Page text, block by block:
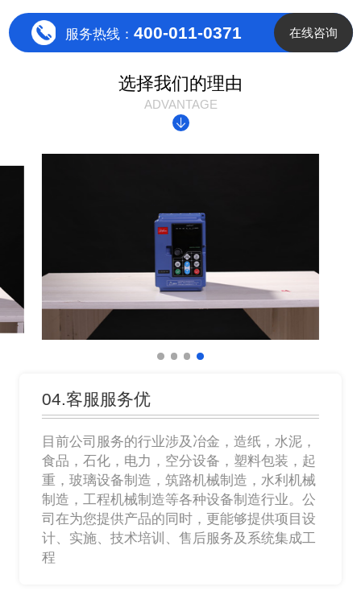
服务热线： 400-011-0371 在线咨询
选择我们的理由
ADVANTAGE
04.客服服务优
目前公司服务的行业涉及冶金，造纸，水泥，
食品，石化，电力，空分设备，塑料包装，起
重，玻璃设备制造，筑路机械制造，水利机械
制造，工程机械制造等各种设备制造行业。公
司在为您提供产品的同时，更能够提供项目设
计、实施、技术培训、售后服务及系统集成工
程